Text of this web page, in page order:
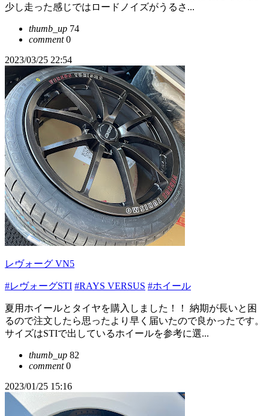
少し走った感じではロードノイズがうるさ...
thumb_up 74
comment0
2023/03/25 22:54
レヴォーグ VN5
#レヴォーグSTI #RAYS VERSUS #ホイール
夏用ホイールとタイヤを購入しました！！ 納期が長いと困
るので注文したら思ったより早く届いたので良かったです。
サイズはSTIで出しているホイールを参考に選...
thumb_up 82
comment0
2023/01/25 15:16